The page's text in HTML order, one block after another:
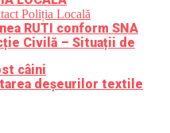
Poliția Locală
RUTI conform SNA
Civilă – Situații de
câini
deșeurilor textile